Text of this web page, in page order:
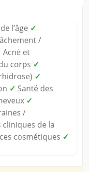
l’âge ✓
/
Acné et
corps ✓
✓
✓ Santé des
✓
/
cliniques de la
cosmétiques ✓